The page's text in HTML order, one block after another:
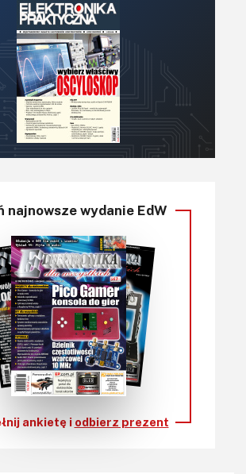
najnowsze wydanie EdW
ankietę i odbierz prezent